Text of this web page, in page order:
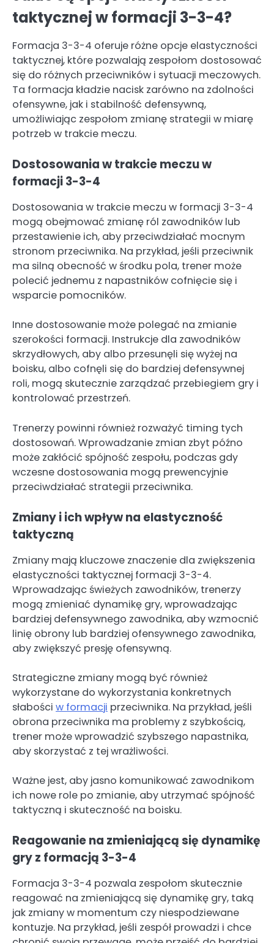
taktycznej w formacji 3-3-4?
Formacja 3-3-4 oferuje różne opcje elastyczności
taktycznej, które pozwalają zespołom dostosować
się do różnych przeciwników i sytuacji meczowych.
Ta formacja kładzie nacisk zarówno na zdolności
ofensywne, jak i stabilność defensywną,
umożliwiając zespołom zmianę strategii w miarę
potrzeb w trakcie meczu.
Dostosowania w trakcie meczu w
formacji 3-3-4
Dostosowania w trakcie meczu w formacji 3-3-4
mogą obejmować zmianę ról zawodników lub
przestawienie ich, aby przeciwdziałać mocnym
stronom przeciwnika. Na przykład, jeśli przeciwnik
ma silną obecność w środku pola, trener może
polecić jednemu z napastników cofnięcie się i
wsparcie pomocników.
Inne dostosowanie może polegać na zmianie
szerokości formacji. Instrukcje dla zawodników
skrzydłowych, aby albo przesunęli się wyżej na
boisku, albo cofnęli się do bardziej defensywnej
roli, mogą skutecznie zarządzać przebiegiem gry i
kontrolować przestrzeń.
Trenerzy powinni również rozważyć timing tych
dostosowań. Wprowadzanie zmian zbyt późno
może zakłócić spójność zespołu, podczas gdy
wczesne dostosowania mogą prewencyjnie
przeciwdziałać strategii przeciwnika.
Zmiany i ich wpływ na elastyczność
taktyczną
Zmiany mają kluczowe znaczenie dla zwiększenia
elastyczności taktycznej formacji 3-3-4.
Wprowadzając świeżych zawodników, trenerzy
mogą zmieniać dynamikę gry, wprowadzając
bardziej defensywnego zawodnika, aby wzmocnić
linię obrony lub bardziej ofensywnego zawodnika,
aby zwiększyć presję ofensywną.
Strategiczne zmiany mogą być również
wykorzystane do wykorzystania konkretnych
słabości w formacji przeciwnika. Na przykład, jeśli
obrona przeciwnika ma problemy z szybkością,
trener może wprowadzić szybszego napastnika,
aby skorzystać z tej wrażliwości.
Ważne jest, aby jasno komunikować zawodnikom
ich nowe role po zmianie, aby utrzymać spójność
taktyczną i skuteczność na boisku.
Reagowanie na zmieniającą się dynamikę
gry z formacją 3-3-4
Formacja 3-3-4 pozwala zespołom skutecznie
reagować na zmieniającą się dynamikę gry, taką
jak zmiany w momentum czy niespodziewane
kontuzje. Na przykład, jeśli zespół prowadzi i chce